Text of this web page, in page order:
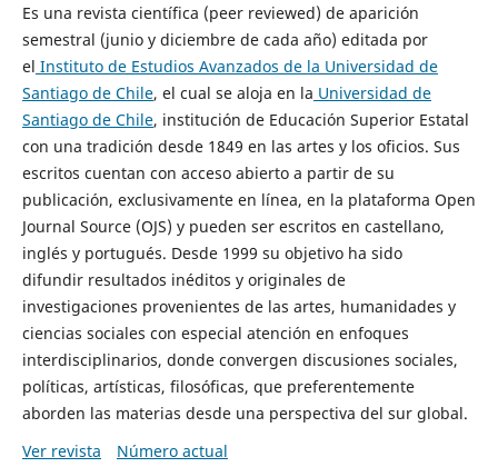
Es una revista científica (peer reviewed) de aparición
semestral (junio y diciembre de cada año) editada por
el Instituto de Estudios Avanzados de la Universidad de
Santiago de Chile, el cual se aloja en la Universidad de
Santiago de Chile, institución de Educación Superior Estatal
con una tradición desde 1849 en las artes y los oficios. Sus
escritos cuentan con acceso abierto a partir de su
publicación, exclusivamente en línea, en la plataforma Open
Journal Source (OJS) y pueden ser escritos en castellano,
inglés y portugués. Desde 1999 su objetivo ha sido
difundir resultados inéditos y originales de
investigaciones provenientes de las artes, humanidades y
ciencias sociales con especial atención en enfoques
interdisciplinarios, donde convergen discusiones sociales,
políticas, artísticas, filosóficas, que preferentemente
aborden las materias desde una perspectiva del sur global.
Ver revista
Número actual